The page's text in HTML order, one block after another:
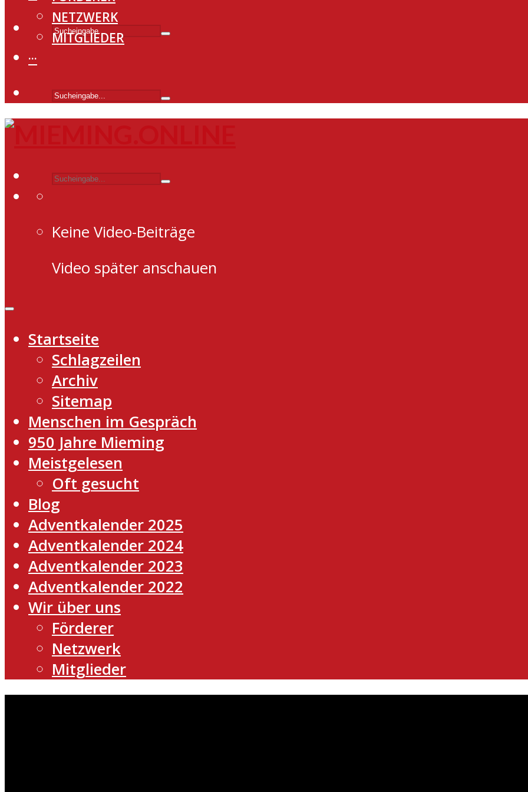
NETZWERK
MITGLIEDER
···
Keine Video-Beiträge
Video später anschauen
Startseite
Schlagzeilen
Archiv
Sitemap
Menschen im Gespräch
950 Jahre Mieming
Meistgelesen
Oft gesucht
Blog
Adventkalender 2025
Adventkalender 2024
Adventkalender 2023
Adventkalender 2022
Wir über uns
Förderer
Netzwerk
Mitglieder